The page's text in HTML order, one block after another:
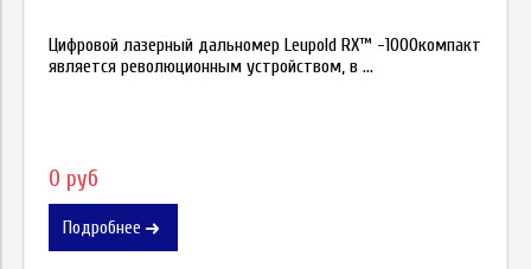
Цифровой лазерный дальномер Leupold RX™ -1000компакт
является революционным устройством, в ...
0 руб
Подробнее